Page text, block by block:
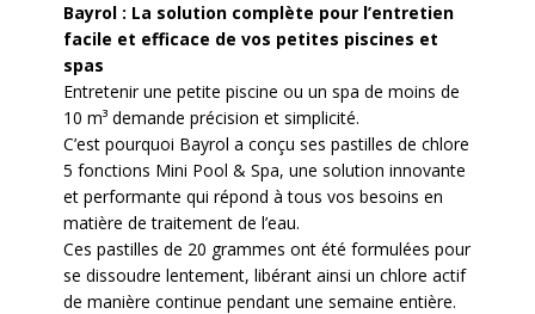
Bayrol : La solution complète pour l’entretien
facile et efficace de vos petites piscines et
spas
Entretenir une petite piscine ou un spa de moins de
10 m³ demande précision et simplicité.
C’est pourquoi Bayrol a conçu ses pastilles de chlore
5 fonctions Mini Pool & Spa, une solution innovante
et performante qui répond à tous vos besoins en
matière de traitement de l’eau.
Ces pastilles de 20 grammes ont été formulées pour
se dissoudre lentement, libérant ainsi un chlore actif
de manière continue pendant une semaine entière.